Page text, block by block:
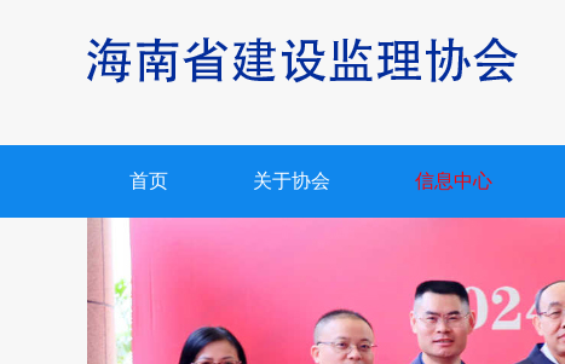
首页 关于协会 信息中心